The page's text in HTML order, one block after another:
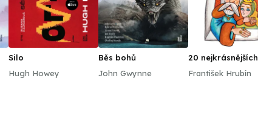
Silo
Hugh Howey
Běs bohů
John Gwynne
20 nejkrásnějších
František Hrubín